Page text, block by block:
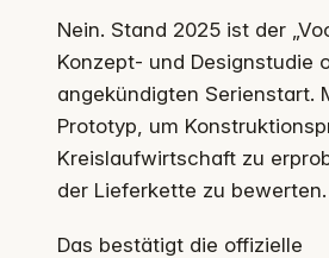
Nein. Stand 2025 ist der
Konzept- und Designstudie
angekündigten Serienstart.
Prototyp, um
Kreislaufwirtschaft zu
der Lieferkette zu bewerten.
Das bestätigt die offizielle